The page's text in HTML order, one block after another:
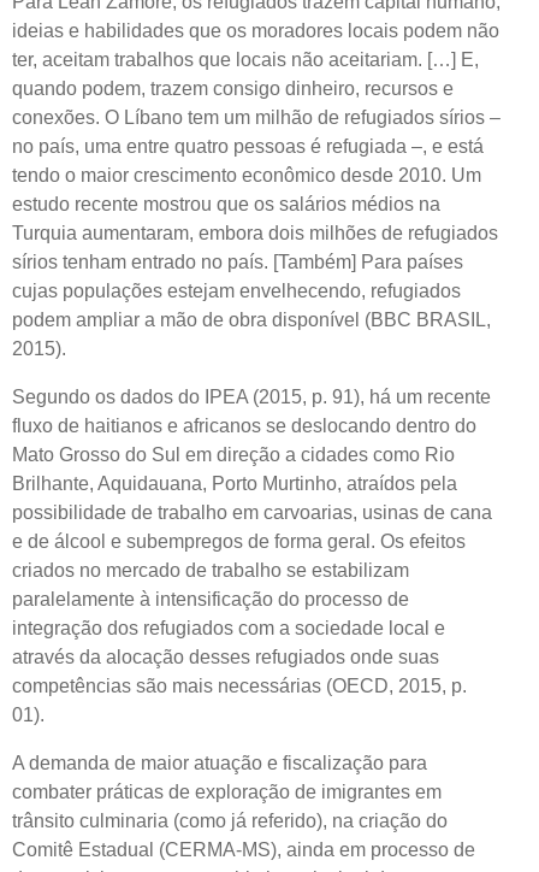
ideias e habilidades que os moradores locais podem não
ter, aceitam trabalhos que locais não aceitariam. […] E,
quando podem, trazem consigo dinheiro, recursos e
conexões. O Líbano tem um milhão de refugiados sírios –
no país, uma entre quatro pessoas é refugiada –, e está
tendo o maior crescimento econômico desde 2010. Um
estudo recente mostrou que os salários médios na
Turquia aumentaram, embora dois milhões de refugiados
sírios tenham entrado no país. [Também] Para países
cujas populações estejam envelhecendo, refugiados
podem ampliar a mão de obra disponível (BBC BRASIL,
2015).
Segundo os dados do IPEA (2015, p. 91), há um recente
fluxo de haitianos e africanos se deslocando dentro do
Mato Grosso do Sul em direção a cidades como Rio
Brilhante, Aquidauana, Porto Murtinho, atraídos pela
possibilidade de trabalho em carvoarias, usinas de cana
e de álcool e subempregos de forma geral. Os efeitos
criados no mercado de trabalho se estabilizam
paralelamente à intensificação do processo de
integração dos refugiados com a sociedade local e
através da alocação desses refugiados onde suas
competências são mais necessárias (OECD, 2015, p.
01).
A demanda de maior atuação e fiscalização para
combater práticas de exploração de imigrantes em
trânsito culminaria (como já referido), na criação do
Comitê Estadual (CERMA-MS), ainda em processo de